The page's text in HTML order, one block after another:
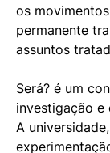
os
permanente
assuntos
Será? é um
investigação e
A